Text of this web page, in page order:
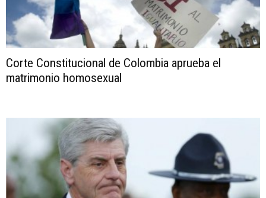
Corte Constitucional de Colombia aprueba el
matrimonio homosexual